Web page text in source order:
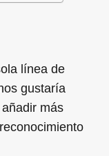
línea de
gustaría
más